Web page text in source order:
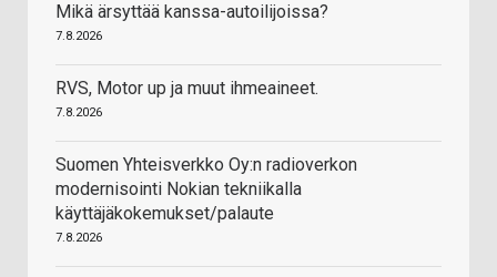
Mikä ärsyttää kanssa-autoilijoissa?
7.8.2026
RVS, Motor up ja muut ihmeaineet.
7.8.2026
Suomen Yhteisverkko Oy:n radioverkon
modernisointi Nokian tekniikalla
käyttäjäkokemukset/palaute
7.8.2026